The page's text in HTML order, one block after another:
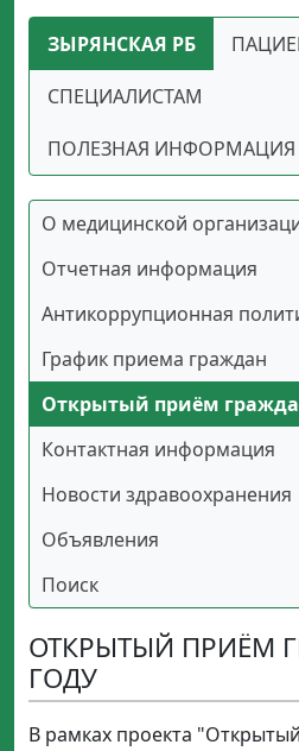
ЗЫРЯНСКАЯ РБ
СПЕЦИАЛИСТАМ
ПОЛЕЗНАЯ ИНФОРМАЦИЯ
О медицинской
Отчетная информация
Антикоррупционная
График приема граждан
Открытый приём
Контактная информация
Новости здравоохранения
Объявления
Поиск
ОТКРЫТЫЙ ПРИЁМ
ГОДУ
В рамках проекта